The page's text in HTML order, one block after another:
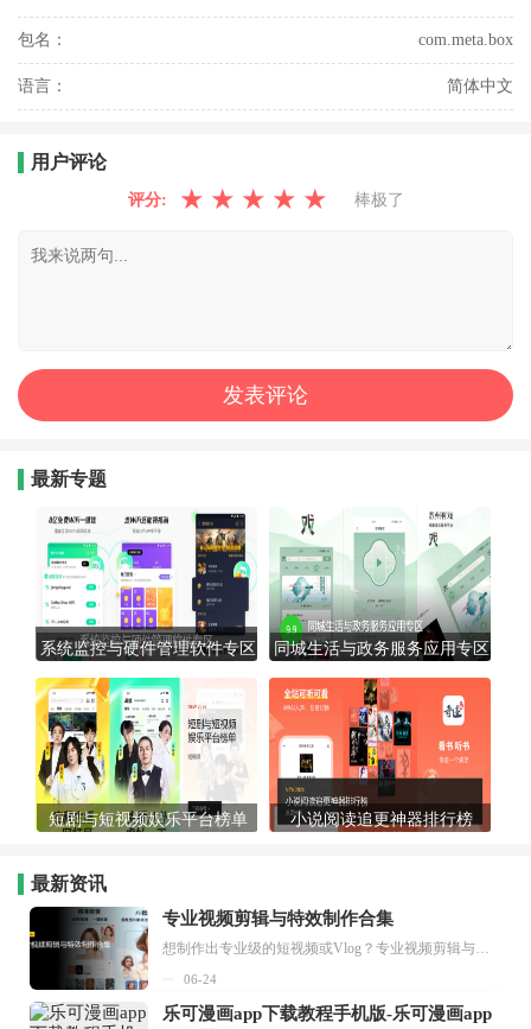
包名： com.meta.box
语言： 简体中文
用户评论
评分: ★ ★ ★ ★ ★ 棒极了
最新专题
系统监控与硬件管理软件专区 同城生活与政务服务应用专区
短剧与短视频娱乐平台榜单 小说阅读追更神器排行榜
最新资讯
专业视频剪辑与特效制作合集
想制作出专业级的短视频或Vlog？专业视频剪辑与特效制作大全专题为你提供了从剪辑、抠像到特效包装的全套解决方案。无论是添加炫酷的片头、进行精准的视频抠图，还是制...
06-24
乐可漫画app下载教程手机版-乐可漫画app